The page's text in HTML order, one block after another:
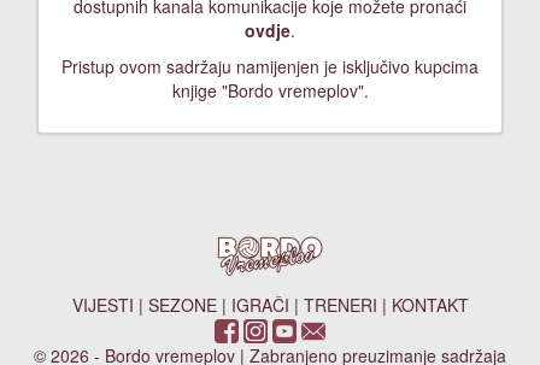
dostupnih kanala komunikacije koje možete pronaći
ovdje.
Pristup ovom sadržaju namijenjen je isključivo kupcima
knjige "Bordo vremeplov".
VIJESTI | SEZONE| IGRAČI | TRENERI | KONTAKT
© 2026 - Bordo vremeplov | Zabranjeno preuzimanje sadržaja